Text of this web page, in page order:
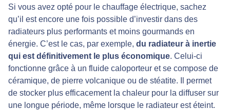
Si vous avez opté pour le chauffage électrique, sachez
qu’il est encore une fois possible d’investir dans des
radiateurs plus performants et moins gourmands en
énergie. C’est le cas, par exemple, du radiateur à inertie
qui est définitivement le plus économique. Celui-ci
fonctionne grâce à un fluide caloporteur et se compose de
céramique, de pierre volcanique ou de stéatite. Il permet
de stocker plus efficacement la chaleur pour la diffuser sur
une longue période, même lorsque le radiateur est éteint.